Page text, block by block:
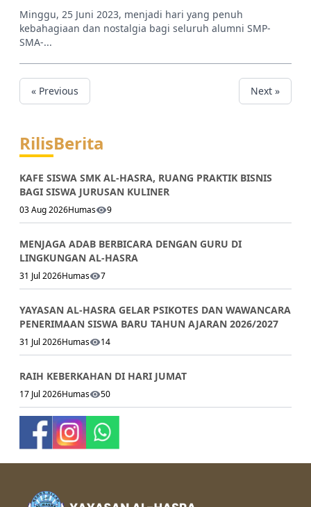
Minggu, 25 Juni 2023, menjadi hari yang penuh
kebahagiaan dan nostalgia bagi seluruh alumni SMP-
SMA-...
« Previous Next »
RilisBerita
KAFE SISWA SMK AL-HASRA, RUANG PRAKTIK BISNIS
BAGI SISWA JURUSAN KULINER
03 Aug 2026Humas 9
MENJAGA ADAB BERBICARA DENGAN GURU DI
LINGKUNGAN AL-HASRA
31 Jul 2026Humas 7
YAYASAN AL-HASRA GELAR PSIKOTES DAN WAWANCARA
PENERIMAAN SISWA BARU TAHUN AJARAN 2026/2027
31 Jul 2026Humas 14
RAIH KEBERKAHAN DI HARI JUMAT
17 Jul 2026Humas 50